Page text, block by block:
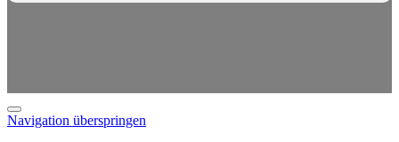
Navigation überspringen